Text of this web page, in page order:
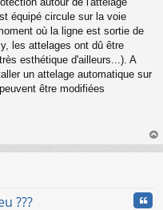
équipé circule sur la voie
où la ligne est sortie de
les attelages ont dû être
esthétique d'ailleurs...). A
un attelage automatique sur
être modifiées
au
???